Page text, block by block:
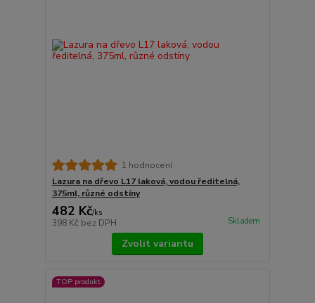
1 hodnocení
Lazura na dřevo L17 laková, vodou ředitelná,
375ml, různé odstíny
482 Kč/ks
398 Kč bez DPH Skladem
Zvolit variantu
TOP produkt